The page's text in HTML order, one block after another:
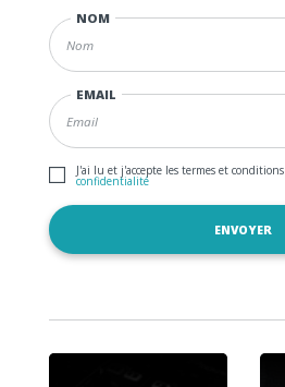
NOM
EMAIL
J'ai lu et j'accepte les termes et
confidentialité